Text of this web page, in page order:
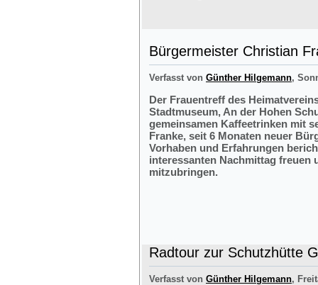
Bürgermeister Christian
Verfasst von Günther Hilgemann,
Der Frauentreff des
Stadtmuseum, An der Hohen
gemeinsamen Kaffeetrinken mit
Franke, seit 6 Monaten neuer
Vorhaben und Erfahrungen
interessanten Nachmittag freuen
mitzubringen.
Radtour zur Schutzhütte
Verfasst von Günther Hilgemann,